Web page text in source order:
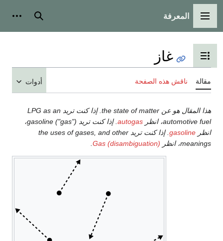
القائمة الرئيسية
المعرفة بحث
تبديل عرض جدول المحتويات
غاز
مقالة ناقش هذه الصفحة أدوات
هذا المقال هو عن the state of matter. إذا كنت تريد LPG as an
automotive fuel، انظر
autogas
. إذا كنت تريد gasoline ("gas")،
انظر gasoline
. إذا كنت تريد the uses of gases, and other
meanings، انظر
Gas (disambiguation)